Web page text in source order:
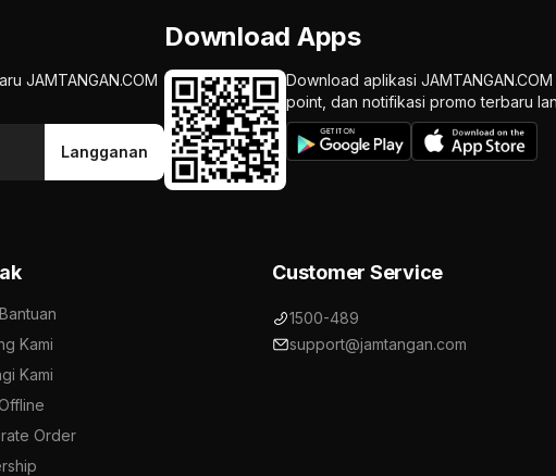
JAMTANGAN.COM
Langganan
Download Apps
Download aplikasi
point, dan notifikasi promo terbaru
Kami
Kami
Order
Customer Service
1500-489
support@jamtangan.com